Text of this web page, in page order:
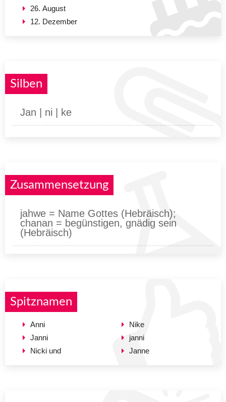
26. August
12. Dezember
Silben
Jan | ni | ke
Zusammensetzung
jahwe = Name Gottes (Hebräisch);
chanan = begünstigen, gnädig sein
(Hebräisch)
Spitznamen
Anni
Janni
Nicki und
Nike
janni
Janne